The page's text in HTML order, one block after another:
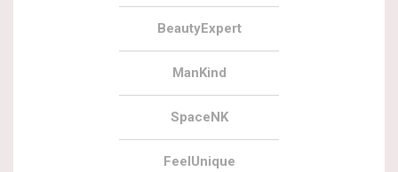
BeautyExpert
ManKind
SpaceNK
FeelUnique